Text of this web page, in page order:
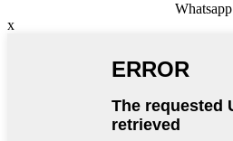
Whatsapp
x